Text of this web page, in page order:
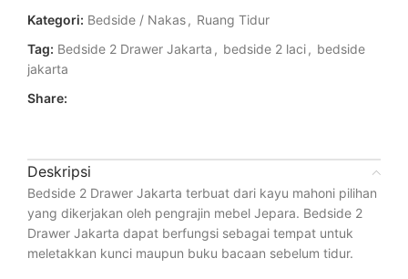
Kategori: Bedside / Nakas, Ruang Tidur
Tag: Bedside 2 Drawer Jakarta , bedside 2 laci, bedside
jakarta
Share:
Deskripsi
Bedside 2 Drawer Jakarta terbuat dari kayu mahoni pilihan
yang dikerjakan oleh pengrajin mebel Jepara. Bedside 2
Drawer Jakarta dapat berfungsi sebagai tempat untuk
meletakkan kunci maupun buku bacaan sebelum tidur.